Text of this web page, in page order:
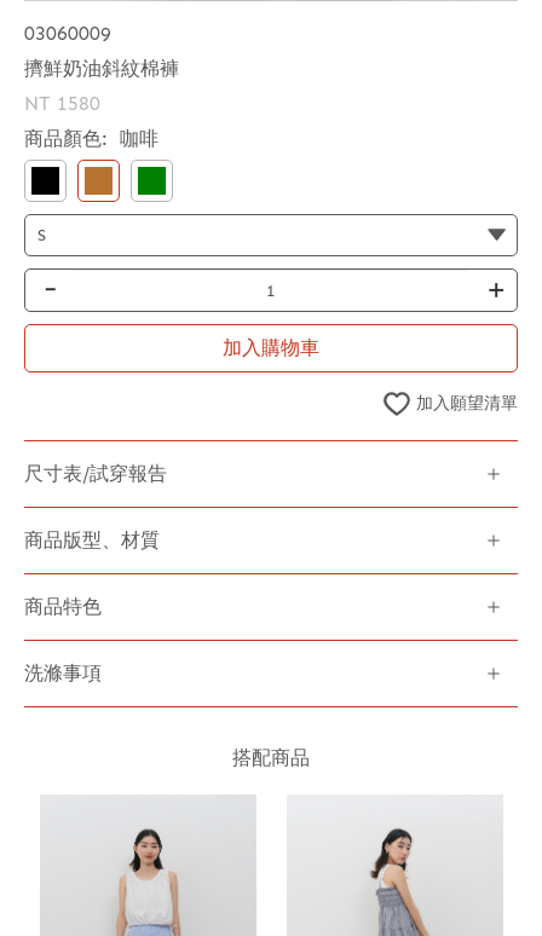
03060009
擠鮮奶油斜紋棉褲
NT 1580
商品顏色: 咖啡
- +
加入購物車
加入願望清單
尺寸表/試穿報告
商品版型、材質
商品特色
洗滌事項
搭配商品